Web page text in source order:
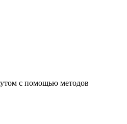
с помощью методов